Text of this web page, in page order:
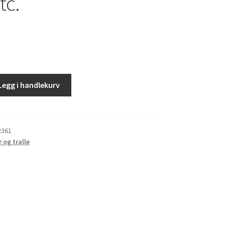
i handlekurv
og tralle